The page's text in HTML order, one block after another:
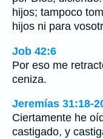
hijos; tampoco
hijos ni para
Job 42:6
Por eso me
ceniza.
Jeremías 31:18-
Ciertamente he
castigado, y